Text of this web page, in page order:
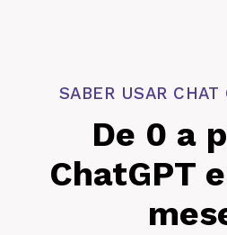
SABER USAR CHAT
De 0 a
ChatGPT